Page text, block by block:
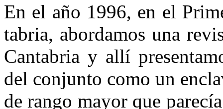
En el año 1996, en el
tabria, abordamos una
Cantabria y allí
del conjunto como un
de rango mayor que